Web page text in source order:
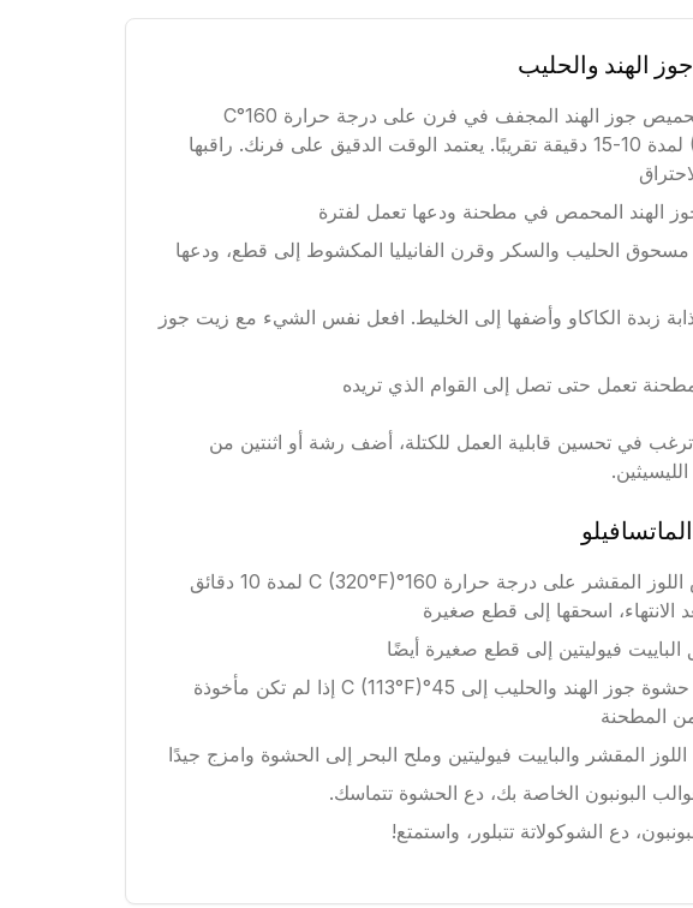
الهند والحليب
ابدأ بتحميص جوز الهند المجفف في فرن على درجة حرارة 160°C
(320°F) لمدة 10-15 دقيقة تقريبًا. يعتمد الوقت الدقيق على فرنك. راقبها
الهند المحمص في مطحنة ودعها تعمل لفترة
الحليب والسكر وقرن الفانيليا المكشوط إلى قطع، ودعها
زبدة الكاكاو وأضفها إلى الخليط. افعل نفس الشيء مع زيت جوز
تعمل حتى تصل إلى القوام الذي تريده
في تحسين قابلية العمل للكتلة، أضف رشة أو اثنتين من
حمص اللوز المقشر على درجة حرارة 160°C (320°F) لمدة 10 دقائق
الانتهاء، اسحقها إلى قطع صغيرة
فيوليتين إلى قطع صغيرة أيضًا
سخن حشوة جوز الهند والحليب إلى 45°C (113°F) إذا لم تكن مأخوذة
المطحنة
المقشر والباييت فيوليتين وملح البحر إلى الحشوة وامزج جيدًا
البونبون الخاصة بك، دع الحشوة تتماسك.
دع الشوكولاتة تتبلور، واستمتع!